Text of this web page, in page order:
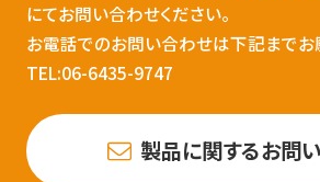
にてお問い合わせください。
お電話でのお問い合わせは下記までお
TEL:06-6435-9747
製品に関するお問